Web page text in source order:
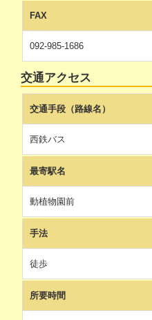
FAX
092-985-1686
交通アクセス
交通手段（路線名）
西鉄バス
最寄駅名
動植物園前
手法
徒歩
所要時間